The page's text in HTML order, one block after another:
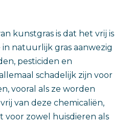
kunstgras is dat het vrij is
natuurlijk gras aanwezig
pesticiden en
schadelijk zijn voor
vooral als ze worden
van deze chemicaliën,
voor zowel huisdieren als